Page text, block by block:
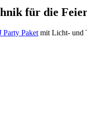
für die
Party Paket mit Licht- und